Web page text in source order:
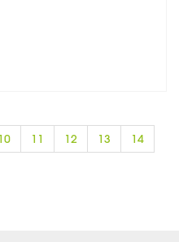
10 11 12 13
14